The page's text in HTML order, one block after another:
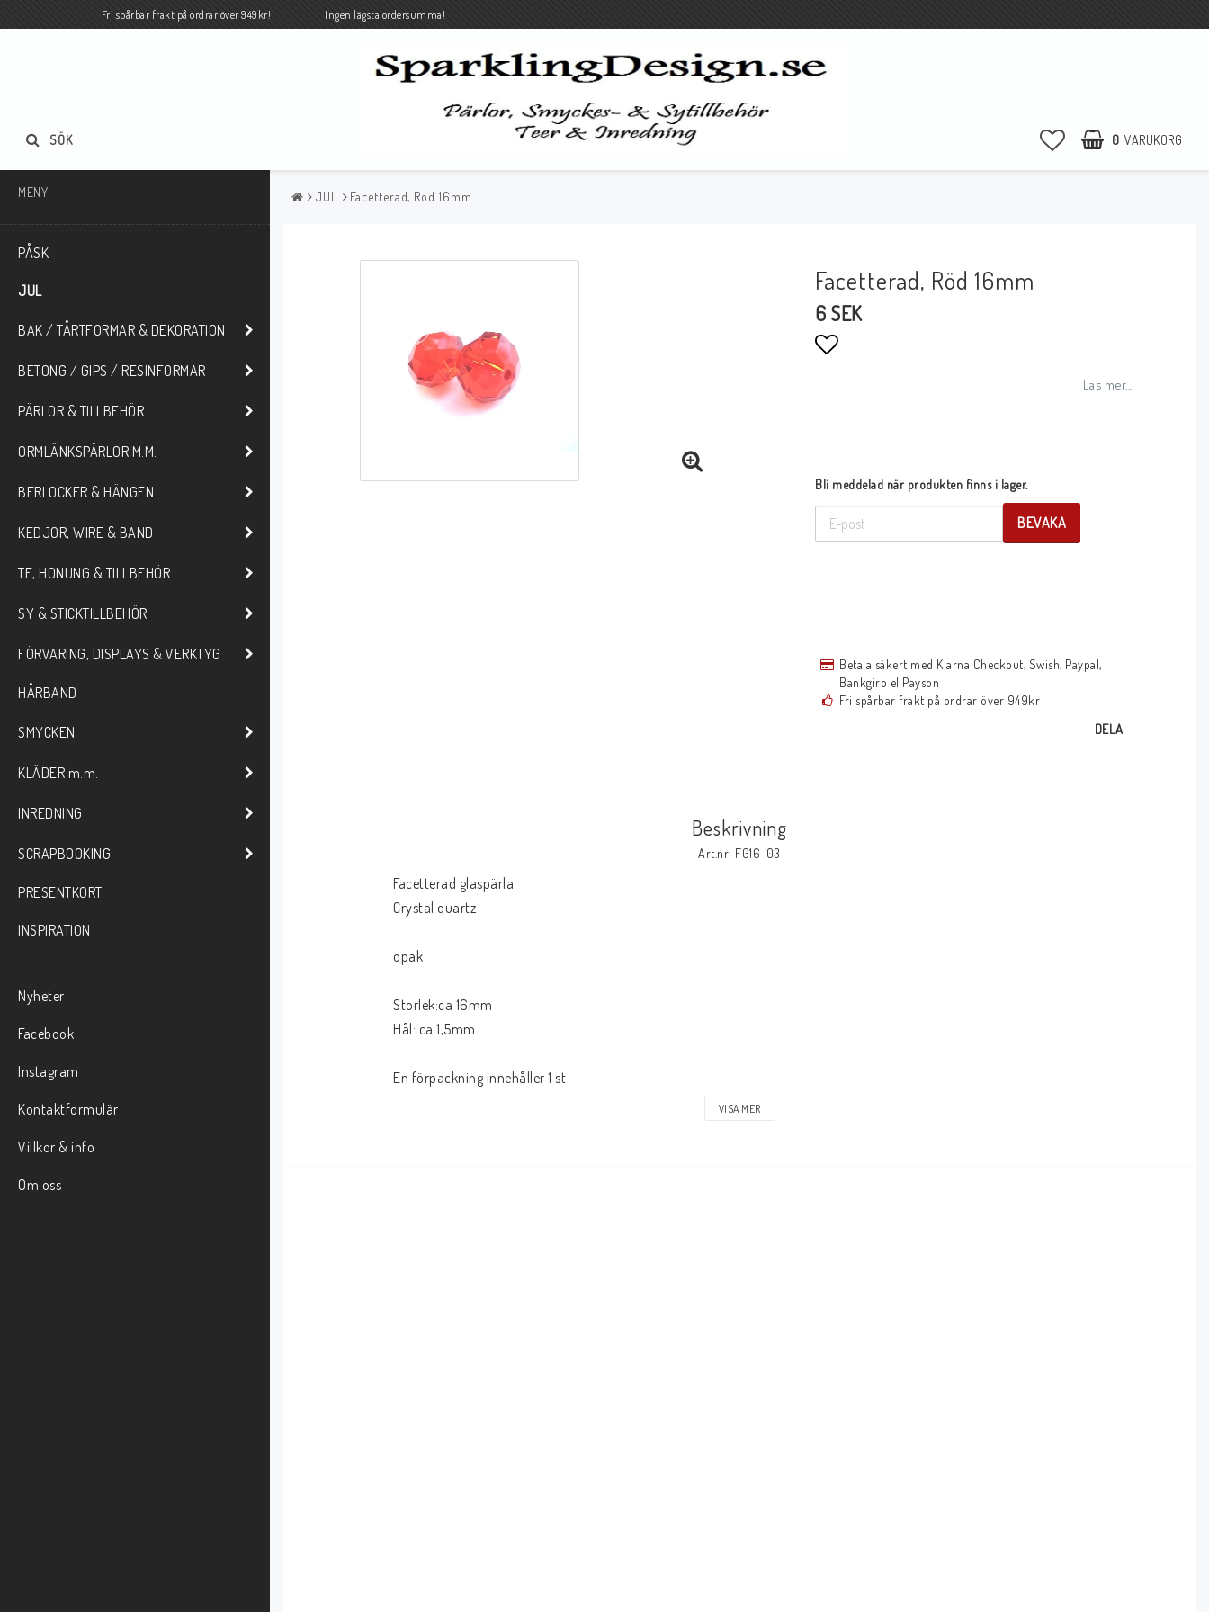
Fri spårbar frakt på ordrar över 949kr! Ingen lägsta ordersumma!
0 VARUKORG
SÖK
MENY
PÅSK
JUL
BAK / TÅRTFORMAR & DEKORATION
BETONG / GIPS / RESINFORMAR
PÄRLOR & TILLBEHÖR
ORMLÄNKSPÄRLOR M.M.
BERLOCKER & HÄNGEN
KEDJOR, WIRE & BAND
TE, HONUNG & TILLBEHÖR
SY & STICKTILLBEHÖR
FÖRVARING, DISPLAYS & VERKTYG
HÅRBAND
SMYCKEN
KLÄDER m.m.
INREDNING
SCRAPBOOKING
PRESENTKORT
INSPIRATION
Nyheter
Facebook
Instagram
Kontaktformulär
Villkor & info
Om oss
JUL Facetterad, Röd 16mm
Facetterad, Röd 16mm
6 SEK
Läs mer...
Bli meddelad när produkten finns i lager.
BEVAKA
Betala säkert med Klarna Checkout, Swish, Paypal,
Bankgiro el Payson
Fri spårbar frakt på ordrar över 949kr
DELA
Beskrivning
Art.nr: FG16-03
Facetterad glaspärla
Crystal quartz
opak
Storlek:ca 16mm
Hål: ca 1,5mm
En förpackning innehåller 1 st
VISA MER